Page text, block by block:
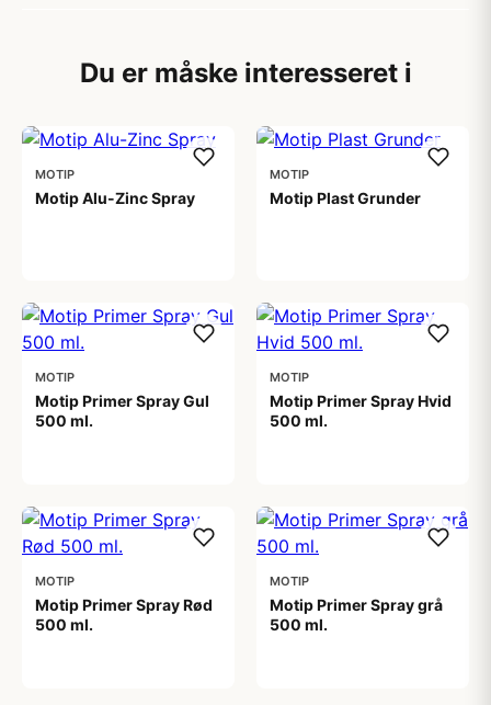
Du er måske interesseret i
MOTIP
Motip Alu-Zinc Spray
MOTIP
Motip Plast Grunder
MOTIP
Motip Primer Spray Gul
500 ml.
MOTIP
Motip Primer Spray Hvid
500 ml.
MOTIP
Motip Primer Spray Rød
500 ml.
MOTIP
Motip Primer Spray grå
500 ml.